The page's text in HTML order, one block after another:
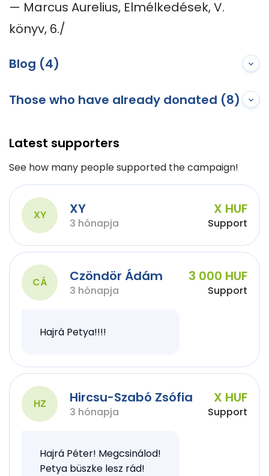
— Marcus Aurelius, Elmélkedések, V.
könyv, 6./
Blog (4)
Those who have already donated (8)
Latest supporters
See how many people supported the campaign!
XY XY
3 hónapja
X HUF
Support
CÁ Czöndör Ádám
3 hónapja
3 000 HUF
Support
Hajrá Petya!!!!
HZ Hircsu-Szabó Zsófia
3 hónapja
X HUF
Support
Hajrá Péter! Megcsinálod!
Petya büszke lesz rád!